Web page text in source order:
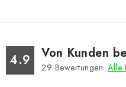
4.9 Von Kunden
29 Bewertungen. Alle